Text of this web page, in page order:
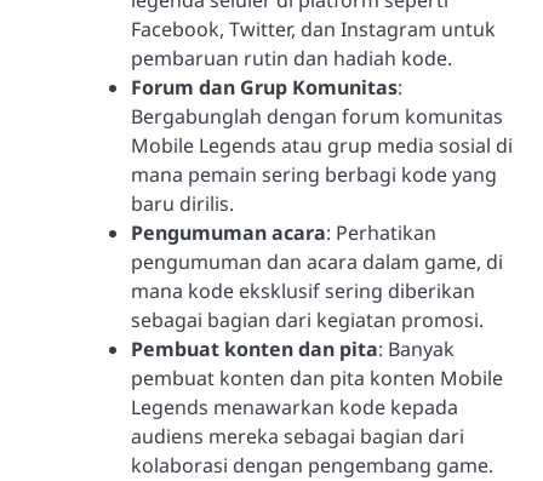
Facebook, Twitter, dan Instagram untuk
pembaruan rutin dan hadiah kode.
Forum dan Grup Komunitas:
Bergabunglah dengan forum komunitas
Mobile Legends atau grup media sosial di
mana pemain sering berbagi kode yang
baru dirilis.
Pengumuman acara: Perhatikan
pengumuman dan acara dalam game, di
mana kode eksklusif sering diberikan
sebagai bagian dari kegiatan promosi.
Pembuat konten dan pita: Banyak
pembuat konten dan pita konten Mobile
Legends menawarkan kode kepada
audiens mereka sebagai bagian dari
kolaborasi dengan pengembang game.